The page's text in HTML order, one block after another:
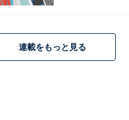
連載をもっと見る